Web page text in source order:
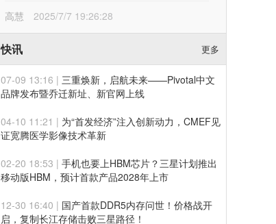
高慧 2025/7/7 19:26:28
快讯 更多
07-09 13:16 | 三重焕新，启航未来——Pivotal中文
品牌发布暨乔迁新址、新官网上线
04-10 11:21 | 为“首发经济”注入创新动力，CMEF见
证宽腾医学影像技术革新
02-20 18:53 | 手机也要上HBM芯片？三星计划推出
移动版HBM，预计首款产品2028年上市
12-30 16:40 | 国产首款DDR5内存问世！价格战开
启，复制长江存储击败三星路径！